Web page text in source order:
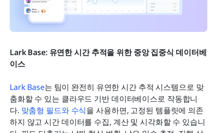
Lark Base: 유연한 시간 추적을 위한 중앙 집중식 데이터베
이스
Lark Base는 팀이 완전히 유연한 시간 추적 시스템으로 맞
춤화할 수 있는 클라우드 기반 데이터베이스로 작동합니
다. 맞춤형 필드와 수식을 사용하면, 고정된 템플릿에 의존
하지 않고 시간 데이터를 수집, 계산 및 시각화할 수 있습니